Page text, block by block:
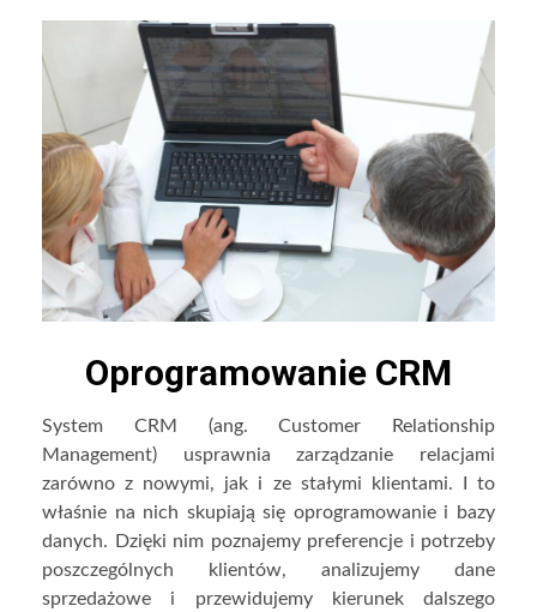
Oprogramowanie CRM
System CRM (ang. Customer Relationship
Management) usprawnia zarządzanie relacjami
zarówno z nowymi, jak i ze stałymi klientami. I to
właśnie na nich skupiają się oprogramowanie i bazy
danych. Dzięki nim poznajemy preferencje i potrzeby
poszczególnych klientów, analizujemy dane
sprzedażowe i przewidujemy kierunek dalszego